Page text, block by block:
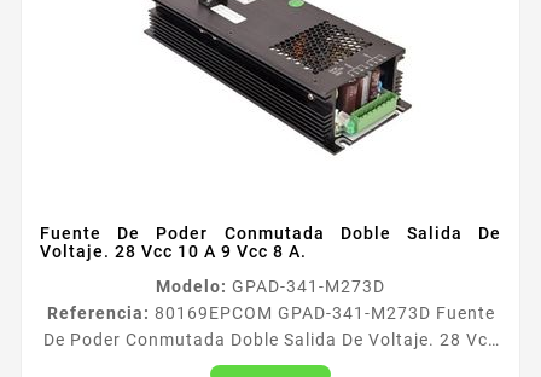
Fuente De Poder Conmutada Doble Salida De
Voltaje. 28 Vcc 10 A 9 Vcc 8 A.
Modelo: GPAD-341-M273D
Referencia: 80169EPCOM GPAD-341-M273D Fuente
De Poder Conmutada Doble Salida De Voltaje. 28 Vcc